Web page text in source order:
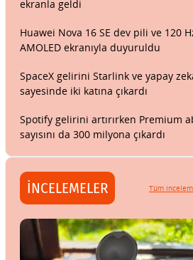
ekranla geldi
Huawei Nova 16 SE dev pili ve 120
AMOLED ekranıyla duyuruldu
SpaceX gelirini Starlink ve yapay
sayesinde iki katına çıkardı
Spotify gelirini artırırken Premium
sayısını da 300 milyona çıkardı
İNCELEMELER Tüm